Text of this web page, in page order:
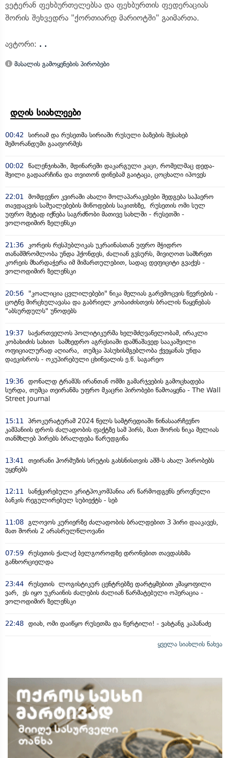
ვეტერან ფეხბურთელებსა და ფეხბურთის ფედერაციას
შორის შეხვედრა "ქორთიარდ მარიოტში" გაიმართა.
ავტორი: . .
მასალის გამოყენების პირობები
დღის სიახლეები
00:42 სირიამ და რუსეთმა სირიაში რუსული ბაზების შესახებ
მემორანდუმი გააფორმეს
00:02 წალენჯიხაში, მდინარეში დაკარგული კაცი, რომელმაც დედა-
შვილი გადაარჩინა და თვითონ დინებამ გაიტაცა, ცოცხალი იპოვეს
22:01 მომდევნო კვირაში ახალი მოლაპარაკებები შედგება საჰაერო
თავდაცვის საშუალებების მიწოდების საკითხზე, რუსეთის ომი სულ
უფრო მეტად იქნება საგრძნობი მათივე სახლში - რუსეთში -
ვოლოდიმირ ზელენსკი
21:36 კორეის რესპუბლიკას უკრაინასთან უფრო მჭიდრო
თანამშრომლობა უნდა ჰქონდეს, ძალიან გვსურს, მივიღოთ სამხრეთ
კორეის მხარდაჭერა იმ მიმართულებით, სადაც დეფიციტი გვაქვს -
ვოლოდიმირ ზელენსკი
20:56
"კოალიცია ცვლილებები" ნიკა მელიას გარემოცვის წევრების -
ცოტნე მირცხულავასა და გაბრიელ კობაიძისთვის ბრალის წაყენებას
"აბსურდულს" უწოდებს
19:37 საქართველოს პოლიტიკურმა ხელმძღვანელობამ, ირაკლი
კობახიძის სახით სამხედრო აგრესიაში დამნაშავედ სააკაშვილი
ოფიციალურად აღიარა, თუმცა პასუხისმგებლობა ქვეყანას უნდა
დაეკისროს - ოკუპირებული ცხინვალის ე.წ. საგარეო
19:36 დონალდ ტრამპს ირანთან ომში გამარჯვების გამოცხადება
სურდა, თუმცა თეირანმა უფრო მკაცრი პირობები წამოაყენა - The Wall
Street Journal
15:11 პროკურატურამ 2024 წელს სამტრედიაში წინასაარჩევნო
კამპანიის დროს ძალადობის ფაქტზე სამ პირს, მათ შორის ნიკა მელიას
თანმხლებ პირებს ბრალდება წარუდგინა
13:41 თეირანი ჰორმუზის სრუტის გახსნისთვის აშშ-ს ახალ პირობებს
უყენებს
12:11 სანქცირებული კრიტპოკომპანია არ წარმოდგენს ეროვნული
ბანკის რეგულირებულ სუბიექტს - სებ
11:08 გლოვოს კურიერზე ძალადობის ბრალდებით 3 პირი დააკავეს,
მათ შორის 2 არასრულწლოვანი
07:59 რუსეთის ქალაქ ბელგოროდზე დრონებით თავდასხმა
განხორციელდა
23:44 რუსეთის ლოგისტიკურ ცენტრებზე დარტყმებით კმაყოფილი
ვარ, ეს იყო უკრაინის ძალების ძალიან წარმატებული ოპერაცია -
ვოლოდიმირ ზელენსკი
22:48 დიახ, ომი დაიწყო რუსეთმა და წერტილი! - ვახტანგ კაპანაძე
ყველა სიახლის ნახვა